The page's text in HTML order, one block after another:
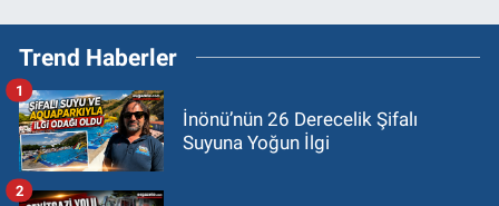
Trend Haberler
İnönü’nün 26 Derecelik Şifalı
Suyuna Yoğun İlgi
1
2